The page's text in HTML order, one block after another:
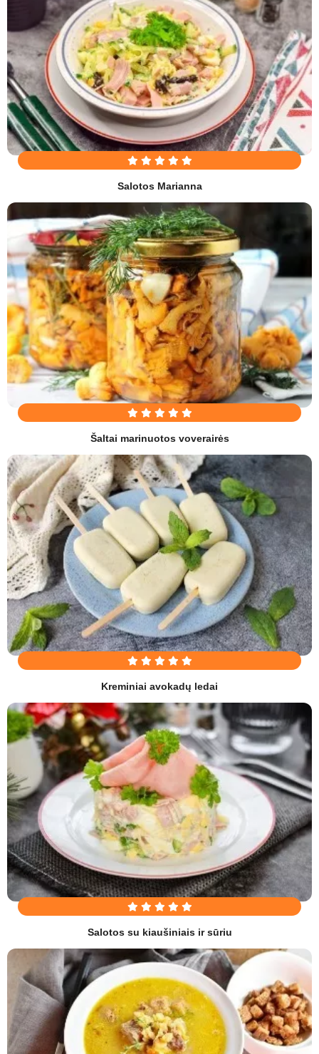
Salotos Marianna
Šaltai marinuotos voverairės
Kreminiai avokadų ledai
Salotos su kiaušiniais ir sūriu